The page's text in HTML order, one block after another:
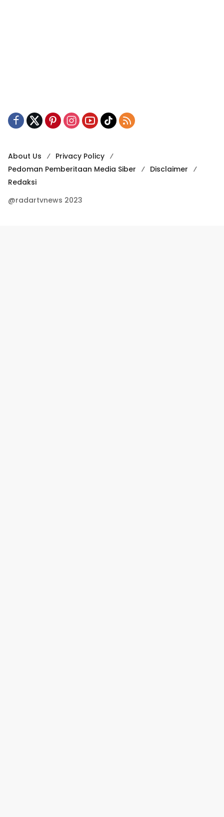
About Us
Privacy Policy
Pedoman Pemberitaan Media Siber
Disclaimer
Redaksi
@radartvnews 2023